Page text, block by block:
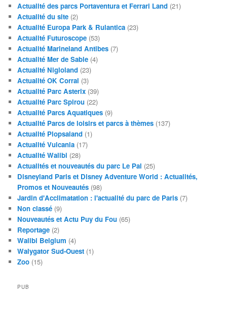
Actualité des parcs Portaventura et Ferrari Land (21)
Actualité du site (2)
Actualité Europa Park & Rulantica (23)
Actualité Futuroscope (53)
Actualité Marineland Antibes (7)
Actualité Mer de Sable (4)
Actualité Nigloland (23)
Actualité OK Corral (3)
Actualité Parc Asterix (39)
Actualité Parc Spirou (22)
Actualité Parcs Aquatiques (9)
Actualité Parcs de loisirs et parcs à thèmes (137)
Actualité Plopsaland (1)
Actualité Vulcania (17)
Actualité Walibi (28)
Actualités et nouveautés du parc Le Pal (25)
Disneyland Paris et Disney Adventure World : Actualités,
Promos et Nouveautés (98)
Jardin d'Acclimatation : l'actualité du parc de Paris (7)
Non classé (9)
Nouveautés et Actu Puy du Fou (65)
Reportage (2)
Walibi Belgium (4)
Walygator Sud-Ouest (1)
Zoo (15)
PUB